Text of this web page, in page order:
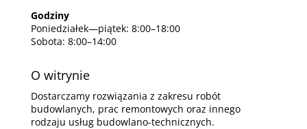
Godziny
Poniedziałek—piątek: 8:00–18:00
Sobota: 8:00–14:00
O witrynie
Dostarczamy rozwiązania z zakresu robót
budowlanych, prac remontowych oraz innego
rodzaju usług budowlano-technicznych.